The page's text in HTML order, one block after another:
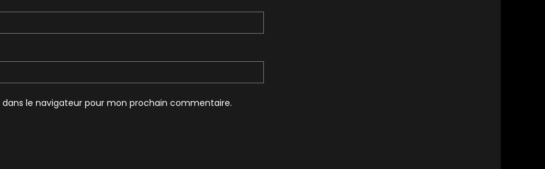
le navigateur pour mon prochain commentaire.